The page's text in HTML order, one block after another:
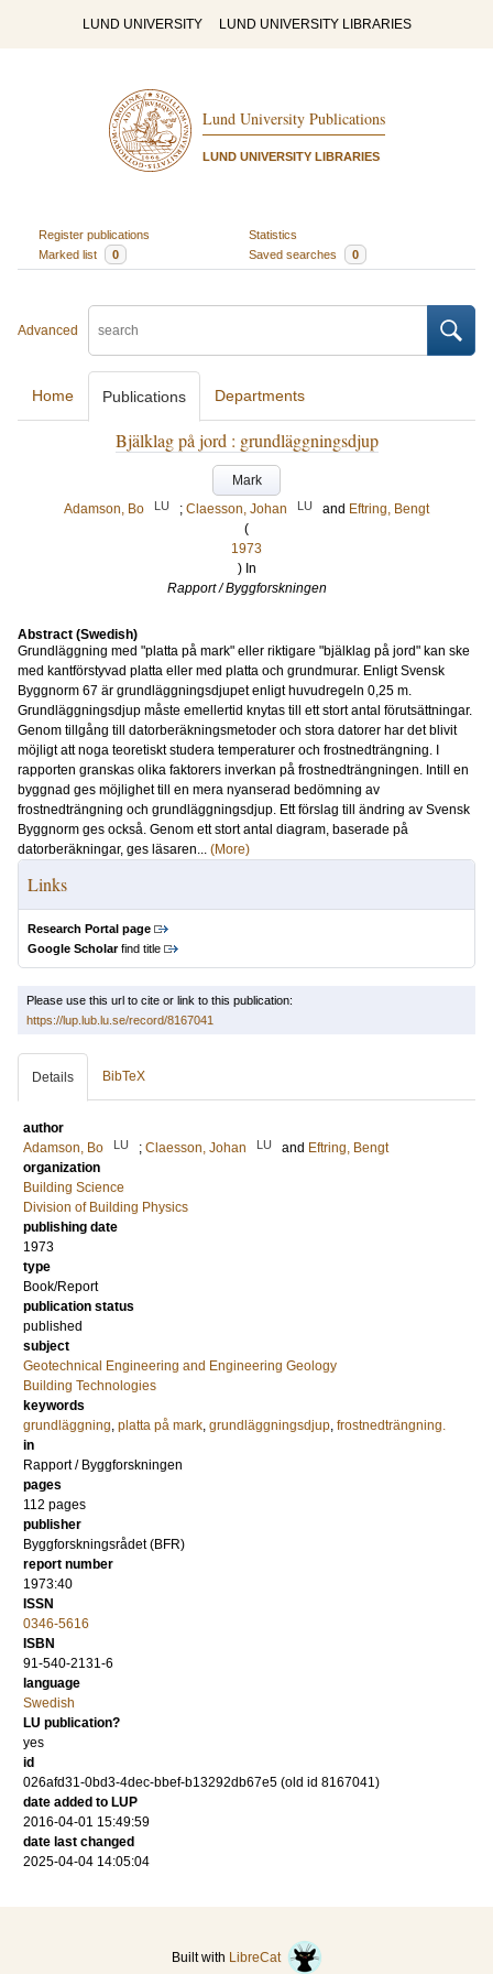
LUND UNIVERSITY LUND UNIVERSITY LIBRARIES
Lund University Publications
LUND UNIVERSITY LIBRARIES
Register publications
Statistics
Marked list
0 Saved searches 0
Advanced
Home Publications Departments
Bjälklag på jord : grundläggningsdjup
Mark
Adamson, Bo
LU ; Claesson, Johan LU and Eftring, Bengt
(
1973
) In
Rapport / Byggforskningen
Abstract (Swedish)
Grundläggning med "platta på mark" eller riktigare "bjälklag på jord" kan ske
med kantförstyvad platta eller med platta och grundmurar. Enligt Svensk
Byggnorm 67 är grundläggningsdjupet enligt huvudregeln 0,25 m.
Grundläggningsdjup måste emellertid knytas till ett stort antal förutsättningar.
Genom tillgång till datorberäkningsmetoder och stora datorer har det blivit
möjligt att noga teoretiskt studera temperaturer och frostnedträngning. I
rapporten granskas olika faktorers inverkan på frostnedträngningen. Intill en
byggnad ges möjlighet till en mera nyanserad bedömning av
frostnedträngning och grundläggningsdjup. Ett förslag till ändring av Svensk
Byggnorm ges också. Genom ett stort antal diagram, baserade på
datorberäkningar, ges läsaren... (More)
Links
Research Portal page
Google Scholarfind title
Please use this url to cite or link to this publication:
https://lup.lub.lu.se/record/8167041
Details BibTeX
author
Adamson, Bo
LU ; Claesson, Johan LU and Eftring, Bengt
organization
Building Science
Division of Building Physics
publishing date
1973
type
Book/Report
publication status
published
subject
Geotechnical Engineering and Engineering Geology
Building Technologies
keywords
grundläggning, platta på mark, grundläggningsdjup, frostnedträngning.
in
Rapport / Byggforskningen
pages
112 pages
publisher
Byggforskningsrådet (BFR)
report number
1973:40
ISSN
0346-5616
ISBN
91-540-2131-6
language
Swedish
LU publication?
yes
id
026afd31-0bd3-4dec-bbef-b13292db67e5 (old id 8167041)
date added to LUP
2016-04-01 15:49:59
date last changed
2025-04-04 14:05:04
Built with LibreCat